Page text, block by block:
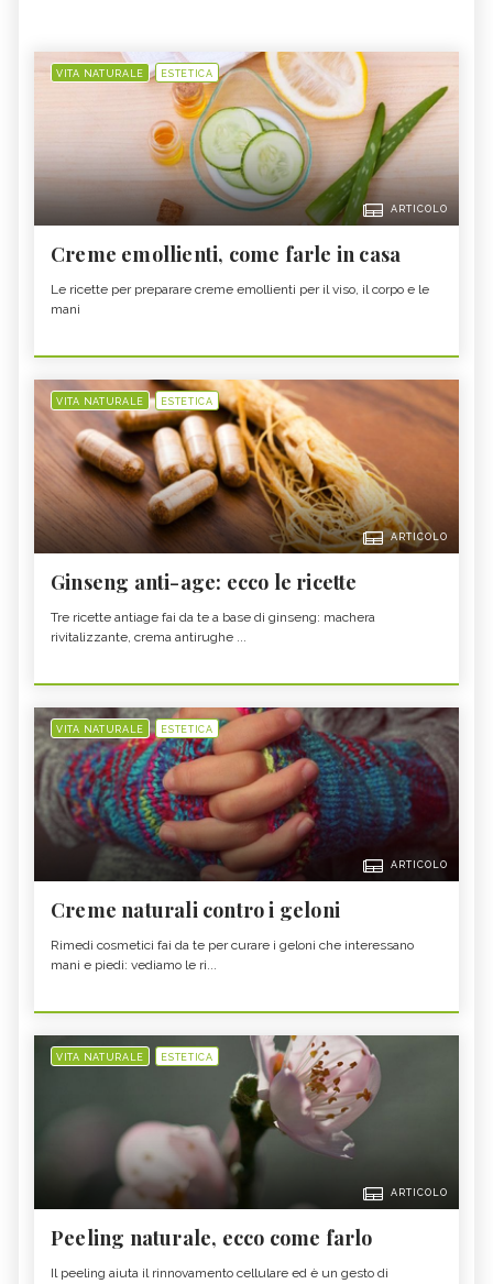
VITA NATURALE ESTETICA
ARTICOLO
Creme emollienti, come farle in casa
Le ricette per preparare creme emollienti per il viso, il corpo e le
mani
VITA NATURALE ESTETICA
ARTICOLO
Ginseng anti-age: ecco le ricette
Tre ricette antiage fai da te a base di ginseng: machera
rivitalizzante, crema antirughe ...
VITA NATURALE ESTETICA
ARTICOLO
Creme naturali contro i geloni
Rimedi cosmetici fai da te per curare i geloni che interessano
mani e piedi: vediamo le ri...
VITA NATURALE ESTETICA
ARTICOLO
Peeling naturale, ecco come farlo
Il peeling aiuta il rinnovamento cellulare ed è un gesto di